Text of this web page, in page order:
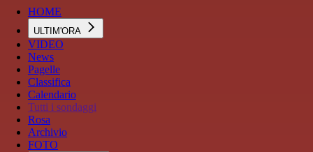
HOME
ULTIM'ORA
VIDEO
News
Pagelle
Classifica
Calendario
Tutti i sondaggi
Rosa
Archivio
FOTO